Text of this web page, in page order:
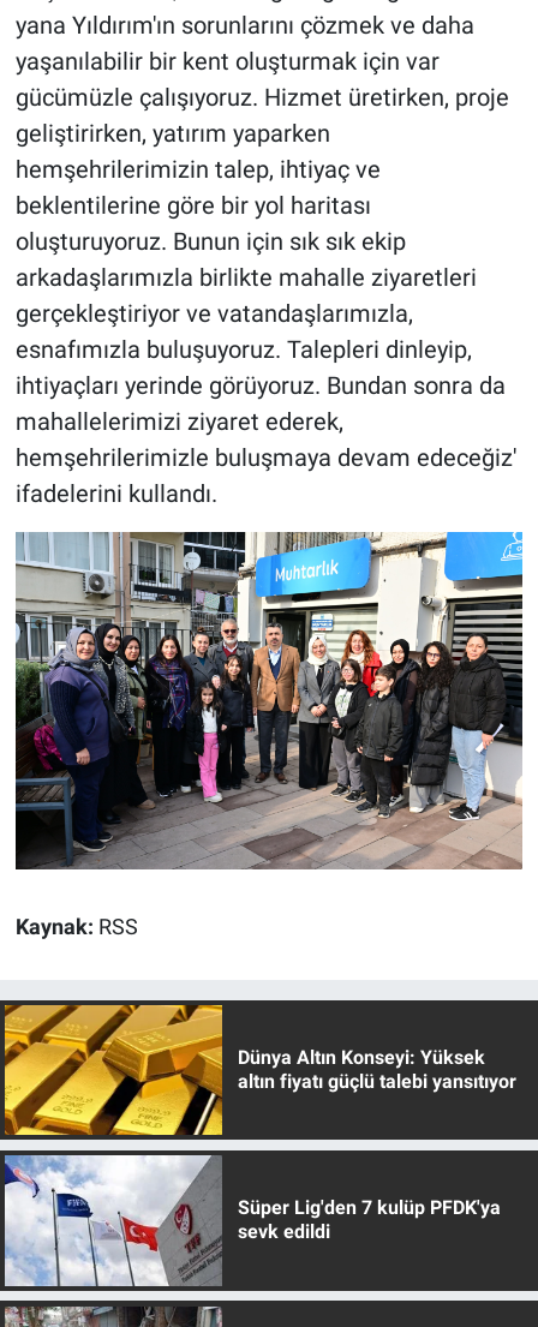
yana Yıldırım'ın sorunlarını çözmek ve daha
yaşanılabilir bir kent oluşturmak için var
gücümüzle çalışıyoruz. Hizmet üretirken, proje
geliştirirken, yatırım yaparken
hemşehrilerimizin talep, ihtiyaç ve
beklentilerine göre bir yol haritası
oluşturuyoruz. Bunun için sık sık ekip
arkadaşlarımızla birlikte mahalle ziyaretleri
gerçekleştiriyor ve vatandaşlarımızla,
esnafımızla buluşuyoruz. Talepleri dinleyip,
ihtiyaçları yerinde görüyoruz. Bundan sonra da
mahallelerimizi ziyaret ederek,
hemşehrilerimizle buluşmaya devam edeceğiz'
ifadelerini kullandı.
Kaynak: RSS
Dünya Altın Konseyi: Yüksek
altın fiyatı güçlü talebi yansıtıyor
Süper Lig'den 7 kulüp PFDK'ya
sevk edildi